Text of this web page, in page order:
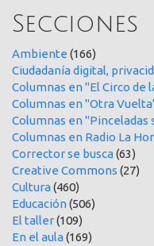
Secciones
Ambiente (166)
Ciudadanía digital,
Columnas en "El Circo de
Columnas en "Otra
Columnas en "Pinceladas
Columnas en Radio La
Corrector se busca(63)
Creative Commons (27)
Cultura(460)
Educación(506)
El taller(109)
En el aula(169)